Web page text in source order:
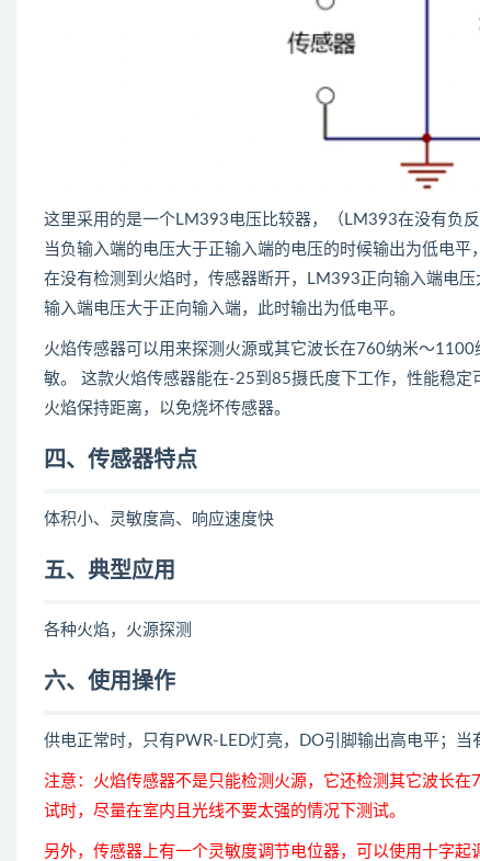
这里采用的是一个LM393电压比较器，（LM393在没有负
当负输入端的电压大于正输入端的电压的时候输出为低电
在没有检测到火焰时，传感器断开，LM393正向输入端电
输入端电压大于正向输入端，此时输出为低电平。
火焰传感器可以用来探测火源或其它波长在760纳米～
敏。 这款火焰传感器能在-25到85摄氏度下工作，性能稳
火焰保持距离，以免烧坏传感器。
四、传感器特点
体积小、灵敏度高、响应速度快
五、典型应用
各种火焰，火源探测
六、使用操作
供电正常时，只有PWR-LED灯亮，DO引脚输出高电平；当
注意：火焰传感器不是只能检测火源，它还检测其它波长
试时，尽量在室内且光线不要太强的情况下测试。
另外，传感器上有一个灵敏度调节电位器，可以使用十字